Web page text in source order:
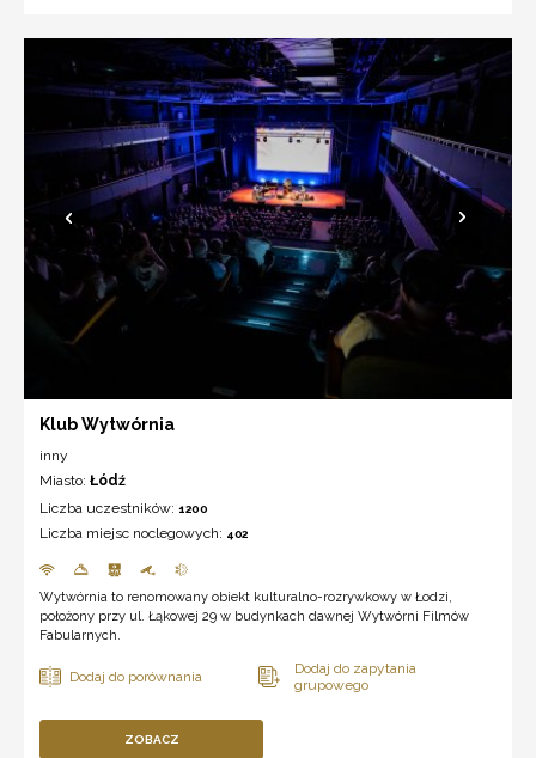
Klub Wytwórnia
inny
Miasto: Łódź
Liczba uczestników: 1200
Liczba miejsc noclegowych: 402
Wytwórnia to renomowany obiekt kulturalno-rozrywkowy w Łodzi,
położony przy ul. Łąkowej 29 w budynkach dawnej Wytwórni Filmów
Fabularnych.
ZOBACZ